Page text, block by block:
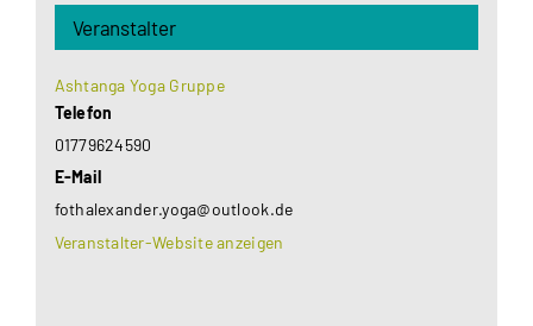
Veranstalter
Ashtanga Yoga Gruppe
Telefon
01779624590
E-Mail
fothalexander.yoga@outlook.de
Veranstalter-Website anzeigen